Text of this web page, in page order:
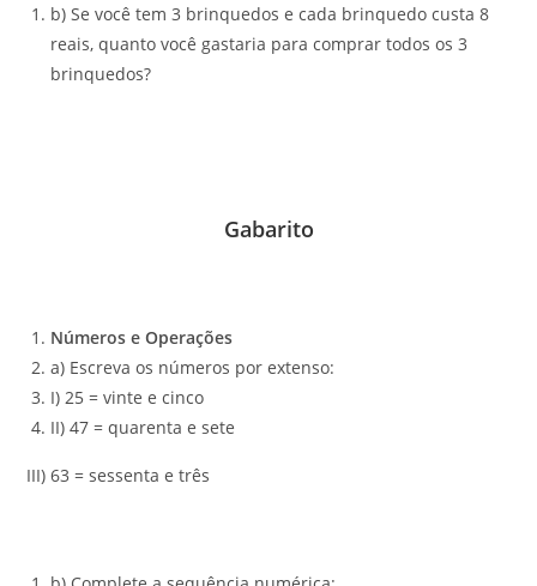
b) Se você tem 3 brinquedos e cada brinquedo custa 8
reais, quanto você gastaria para comprar todos os 3
brinquedos?
Gabarito
Números e Operações
a) Escreva os números por extenso:
I) 25 = vinte e cinco
II) 47 = quarenta e sete
III) 63 = sessenta e três